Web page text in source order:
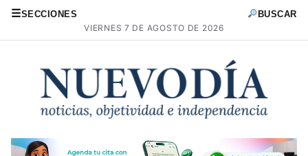
☰SECCIONES
VIERNES 7 DE AGOSTO DE 2026
BUSCAR